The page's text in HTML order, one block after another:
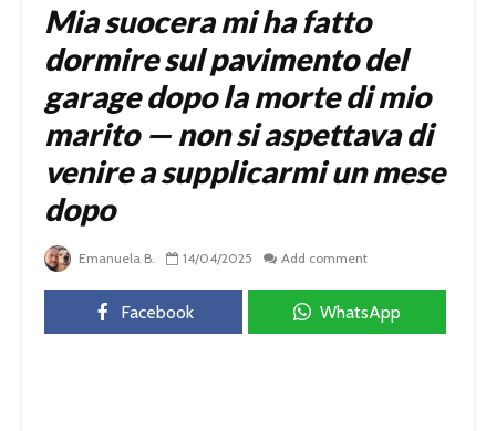
Mia suocera mi ha fatto
dormire sul pavimento del
garage dopo la morte di mio
marito — non si aspettava di
venire a supplicarmi un mese
dopo
Emanuela B. 14/04/2025 Add comment
Facebook WhatsApp